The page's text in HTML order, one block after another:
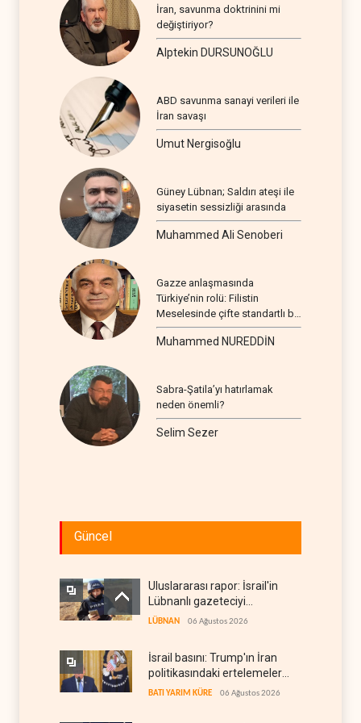
İran, savunma doktrinini mi
değiştiriyor?
Alptekin DURSUNOĞLU
ABD savunma sanayi verileri ile
İran savaşı
Umut Nergisoğlu
Güney Lübnan; Saldırı ateşi ile
siyasetin sessizliği arasında
Muhammed Ali Senoberi
Gazze anlaşmasında
Türkiye’nin rolü: Filistin
Meselesinde çifte standartlı bir
seyir
Muhammed NUREDDİN
Sabra-Şatila’yı hatırlamak
neden önemli?
Selim Sezer
Güncel
Uluslararası rapor: İsrail'in
Lübnanlı gazeteciyi
öldürmesi savaş suçu
LÜBNAN 06 Ağustos 2026
İsrail basını: Trump'ın İran
politikasındaki ertelemeler
ABD seçimlerini riske atıyor
BATI YARIM KÜRE 06 Ağustos 2026